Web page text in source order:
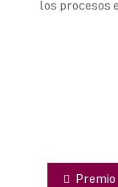
los procesos
Premio